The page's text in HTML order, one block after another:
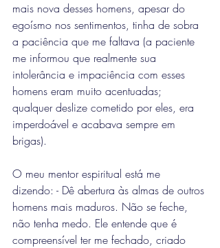
mais nova desses homens, apesar do
egoísmo nos sentimentos, tinha de sobra
a paciência que me faltava (a paciente
me informou que realmente sua
intolerância e impaciência com esses
homens eram muito acentuadas;
qualquer deslize cometido por eles, era
imperdoável e acabava sempre em
brigas).
O meu mentor espiritual está me
dizendo: - Dê abertura às almas de outros
homens mais maduros. Não se feche,
não tenha medo. Ele entende que é
compreensível ter me fechado, criado